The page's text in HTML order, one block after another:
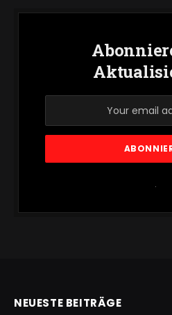
.
NEUESTE BEITRÄGE